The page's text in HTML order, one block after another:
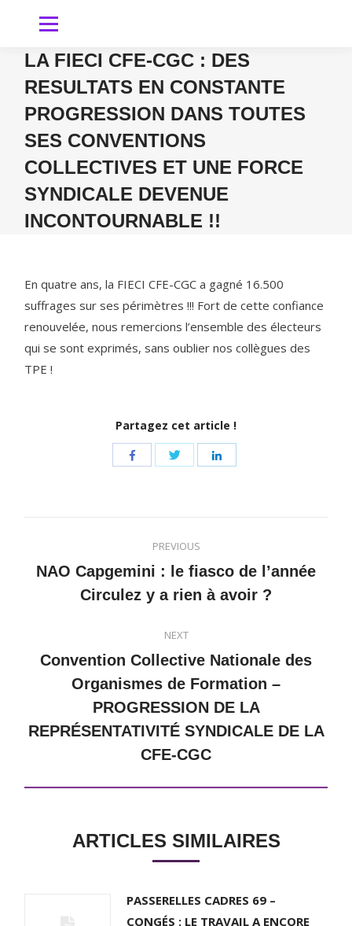
LA FIECI CFE-CGC : DES
RESULTATS EN CONSTANTE
PROGRESSION DANS TOUTES
SES CONVENTIONS
COLLECTIVES ET UNE FORCE
SYNDICALE DEVENUE
INCONTOURNABLE !!
En quatre ans, la FIECI CFE-CGC a gagné 16.500
suffrages sur ses périmètres !!! Fort de cette confiance
renouvelée, nous remercions l’ensemble des électeurs
qui se sont exprimés, sans oublier nos collègues des
TPE !
Partagez cet article !
Share
Share
NAVIGATION
PREVIOUS
Previous
post:
NAO Capgemini : le fiasco de l’année
Circulez y a rien à avoir ?
NEXT
Next
post:
Convention Collective Nationale des
Organismes de Formation –
PROGRESSION DE LA
REPRÉSENTATIVITÉ SYNDICALE DE LA
CFE-CGC
ARTICLES SIMILAIRES
PASSERELLES CADRES 69 –
CONGÉS : LE TRAVAIL A ENCORE